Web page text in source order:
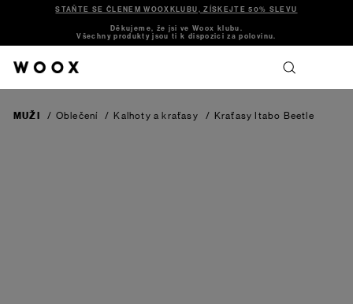
STAŇTE SE ČLENEM WOOXKLUBU, ZÍSKEJTE 50% SLEVU
Děkujeme, že jsi ve Woox klubu.
Všechny produkty jsou ti k dispozici za polovinu.
MUŽI / Oblečení / Kalhoty a kraťasy / Kraťasy Itabo Beetle